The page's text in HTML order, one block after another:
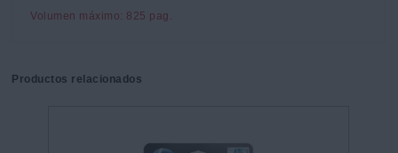
Volumen máximo: 825 pag.
Productos relacionados